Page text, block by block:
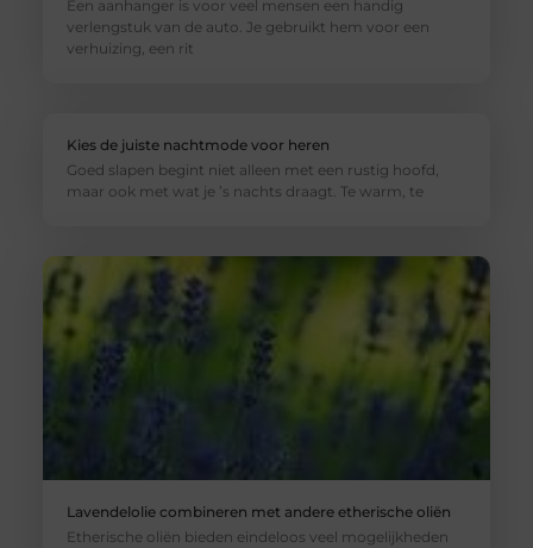
Een aanhanger is voor veel mensen een handig
verlengstuk van de auto. Je gebruikt hem voor een
verhuizing, een rit
Kies de juiste nachtmode voor heren
Goed slapen begint niet alleen met een rustig hoofd,
maar ook met wat je ’s nachts draagt. Te warm, te
Lavendelolie combineren met andere etherische oliën
Etherische oliën bieden eindeloos veel mogelijkheden